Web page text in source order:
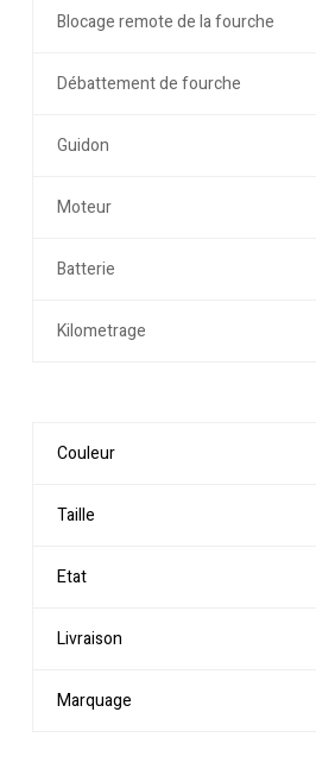
Blocage remote de la fourche
Débattement de fourche
Guidon
Moteur
Batterie
Kilometrage
Couleur
Taille
Etat
Livraison
Marquage